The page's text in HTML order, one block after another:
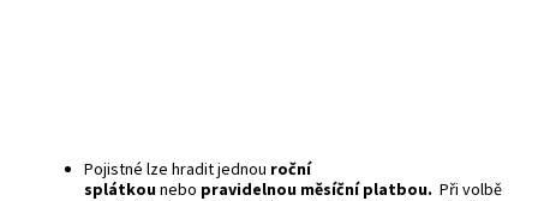
Pojistné lze hradit jednou roční
splátkounebo pravidelnou měsíční platbou. Při volbě